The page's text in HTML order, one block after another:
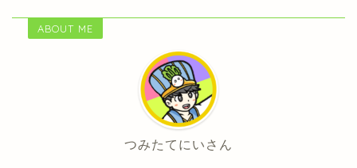
ABOUT ME
つみたてにいさん